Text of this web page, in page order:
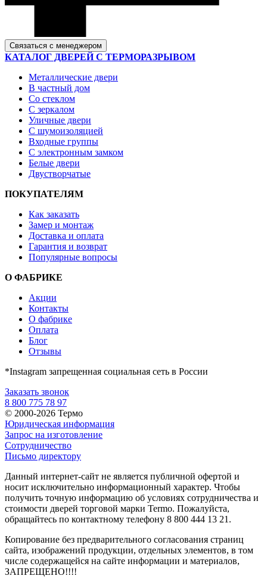
Связаться с менеджером
КАТАЛОГ ДВЕРЕЙ С ТЕРМОРАЗРЫВОМ
Металлические двери
В частный дом
Со стеклом
С зеркалом
Уличные двери
С шумоизоляцией
Входные группы
С электронным замком
Белые двери
Двустворчатые
ПОКУПАТЕЛЯМ
Как заказать
Замер и монтаж
Доставка и оплата
Гарантия и возврат
Популярные вопросы
О ФАБРИКЕ
Акции
Контакты
О фабрике
Оплата
Блог
Отзывы
*Instagram запрещенная социальная сеть в России
Заказать звонок
8 800 775 78 97
© 2000-2026 Термо
Юридическая информация
Запрос на изготовление
Сотрудничество
Письмо директору
Данный интернет-сайт не является публичной офертой и
носит исключительно информационный характер. Чтобы
получить точную информацию об условиях сотрудничества и
стоимости дверей торговой марки Termo. Пожалуйста,
обращайтесь по контактному телефону 8 800 444 13 21.
Копирование без предварительного согласования страниц
сайта, изображений продукции, отдельных элементов, в том
числе содержащейся на сайте информации и материалов,
ЗАПРЕЩЕНО!!!!